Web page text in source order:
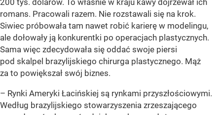
romans. Pracowali razem. Nie rozstawali się na krok.
Siwiec próbowała tam nawet robić karierę w modelingu,
ale dołowały ją konkurentki po operacjach plastycznych.
Sama więc zdecydowała się oddać swoje piersi
pod skalpel brazylijskiego chirurga plastycznego. Mąż
za to powiększał swój biznes.
– Rynki Ameryki Łacińskiej są rynkami przyszłościowymi.
Według brazylijskiego stowarzyszenia zrzeszającego